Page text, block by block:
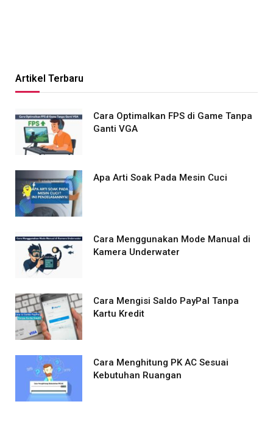
Artikel Terbaru
Cara Optimalkan FPS di Game Tanpa
Ganti VGA
Apa Arti Soak Pada Mesin Cuci
Cara Menggunakan Mode Manual di
Kamera Underwater
Cara Mengisi Saldo PayPal Tanpa
Kartu Kredit
Cara Menghitung PK AC Sesuai
Kebutuhan Ruangan